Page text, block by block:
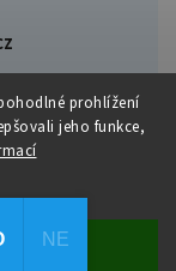
prohlížení
jeho funkce,
vyhrazena.
NE